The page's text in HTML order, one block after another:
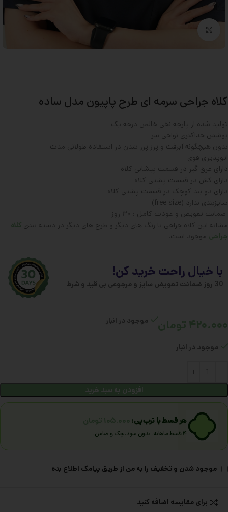
بزرگنمایی تصویر
کلاه جراحی سرمه ای طرح پاپیون مدل ساده
تولید شده از پارچه نخی خالص درجه یک
پوشش حداکثری نواحی سر
بدون هیچگونه آبرفت و پرز پرز شدن در استفاده طولانی مدت
اتوپذیری قوی
دارای عرق گیر در قسمت پیشانی کلاه
دارای کش در قسمت پشتی کلاه
دارای دو بند کوچک در قسمت پشتی کلاه
سایزبندی ندارد (free size)
ضمانت تعویض و عودت کامل : ۳۰ روز
مشابه این کلاه جراحی با رنگ های دیگر و طرح های دیگر در دسته بندی
موجود است.
با خیال راحت خرید کن!
30 روز ضمانت تعویض سایز و مرجوعی بی قید و شرط
موجود در انبار
موجود در انبار
افزودن به سبد خرید
هر قسط با ترب‌پی:
۴ قسط ماهانه. بدون سود، چک و ضامن.
موجود شدن و تخفیف را به من از طریق پیامک اطلاع بده
برای مقایسه اضافه کنید